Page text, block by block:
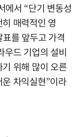
에서 “단기 변동성
매력적인 영
를 앞두고 가격
우드 기업의 설비
위해 많이 오른
차익실현”이라